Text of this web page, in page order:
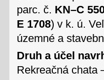
parc. č. KN–C
E 1708) v k. ú.
územné a
Druh a účel
Rekreačná chata